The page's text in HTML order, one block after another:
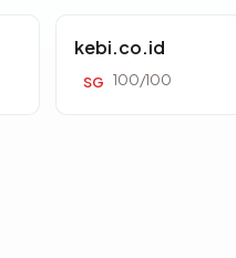
kebi.co.id
SG 100/100